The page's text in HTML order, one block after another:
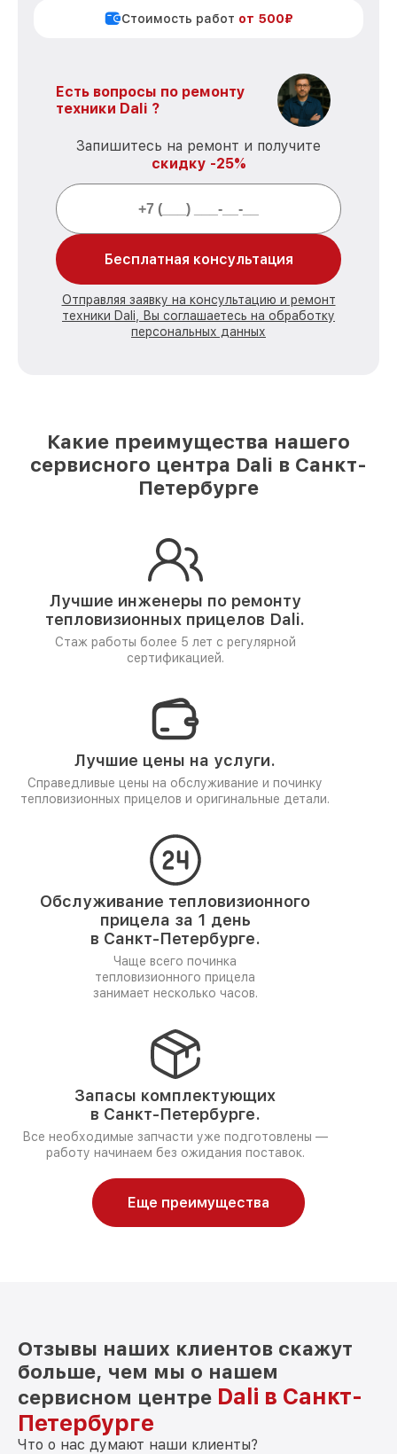
Стоимость работ от 500₽
Есть вопросы по ремонту
техники Dali ?
Запишитесь на ремонт и получите
скидку -25%
Бесплатная консультация
Отправляя заявку на консультацию и ремонт
техники Dali, Вы соглашаетесь на обработку
персональных данных
Какие преимущества нашего
сервисного центра Dali в Санкт-
Петербурге
Лучшие инженеры по ремонту
тепловизионных прицелов Dali.
Стаж работы более 5 лет с регулярной
сертификацией.
Лучшие цены на услуги.
Справедливые цены на обслуживание и починку
тепловизионных прицелов и оригинальные детали.
Обслуживание тепловизионного
прицела за 1 день
в Санкт-Петербурге.
Чаще всего починка
тепловизионного прицела
занимает несколько часов.
Запасы комплектующих
в Санкт-Петербурге.
Все необходимые запчасти уже подготовлены —
работу начинаем без ожидания поставок.
Еще преимущества
Отзывы наших клиентов скажут
больше, чем мы о нашем
сервисном центре Dali в Санкт-
Петербурге
Что о нас думают наши клиенты?